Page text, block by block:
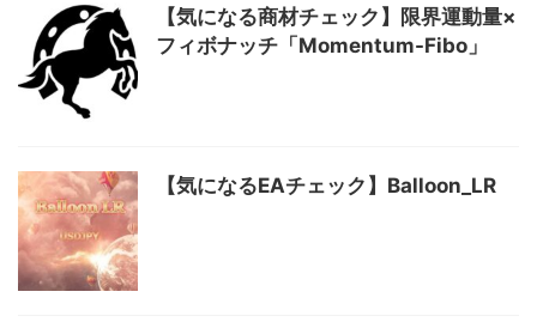
【気になる商材チェック】限界運動量×
フィボナッチ「Momentum-Fibo」
【気になるEAチェック】Balloon_LR